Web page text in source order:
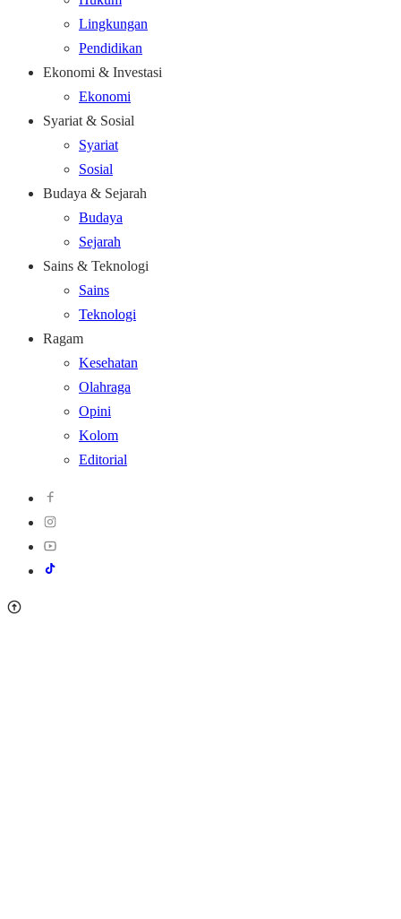
Lingkungan
Pendidikan
Ekonomi & Investasi
Ekonomi
Syariat & Sosial
Syariat
Sosial
Budaya & Sejarah
Budaya
Sejarah
Sains & Teknologi
Sains
Teknologi
Ragam
Kesehatan
Olahraga
Opini
Kolom
Editorial